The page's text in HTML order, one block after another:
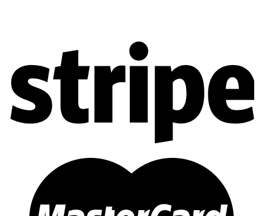
trường Việt Nam, mỗi loại đều có những ưu nhược điểm
riêng, giúp phù hợp cho đa dạng các hệ thống khác nhau.
Ống Inox 304 vi sinh
: Có các ưu tính của inox ở mức tốt,
được ứng dụng rộng rãi, độ bền cũng các thông số kĩ thuật
theo tiêu chuẩn – Tạo độ ổn định khi sử dụng, và đặc biệt là
Ống Inox 316 vi sinh: Với 2% Mo bô sung thêm để tăng khả
năng chống chịu ăn mòn cũng như tăng tuổi thọ sản phẩm –
GIúp giảm thiểu chi phí khi sử dụng ( thời gian sử dụng lên
tới hơn 10 năm ). Đây là một trong những mác inox cao cấp